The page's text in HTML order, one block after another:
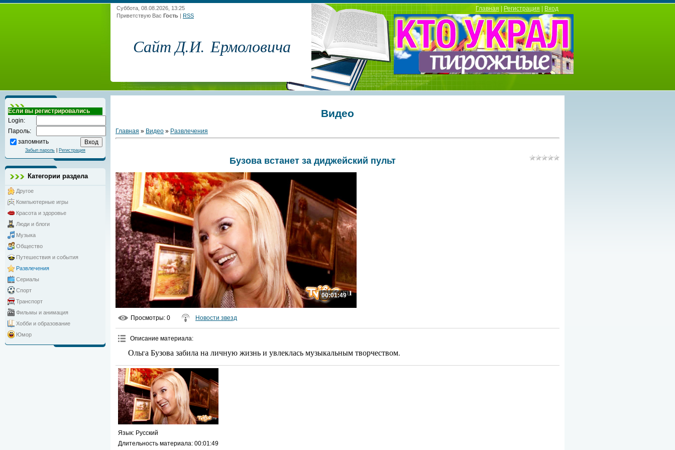
Суббота, 08.08.2026, 13:25
Приветствую Вас Гость | RSS
Сайт Д.И. Ермоловича
Главная Регистрация Вход
Если вы регистрировались
Login:
Пароль:
запомнить
Забыл пароль Регистрация
Категории раздела
Другое
Компьютерные игры
Красота и здоровье
Люди и блоги
Музыка
Общество
Путешествия и события
Развлечения
Сериалы
Спорт
Транспорт
Фильмы и анимация
Хобби и образование
Юмор
Видео
Главная » Видео » Развлечения
Бузова встанет за диджейский пульт
00:01:49
Просмотры: 0 Новости звезд
Описание материала:
Ольга Бузова забила на личную жизнь и увлеклась музыкальным творчеством.
Язык: Русский
Длительность материала: 00:01:49